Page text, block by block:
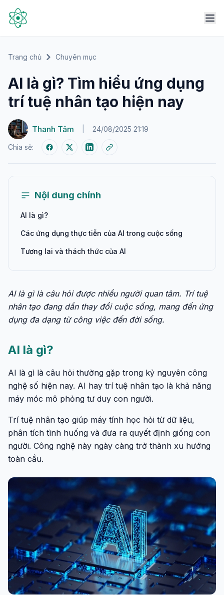
Trang chủ Chuyên mục
AI là gì? Tìm hiểu ứng dụng
trí tuệ nhân tạo hiện nay
Thanh Tâm 24/08/2025 21:19
Chia sẻ:
Nội dung chính
AI là gì?
Các ứng dụng thực tiễn của AI trong cuộc sống
Tương lai và thách thức của AI
AI là gì là câu hỏi được nhiều người quan tâm. Trí tuệ
nhân tạo đang dần thay đổi cuộc sống, mang đến ứng
dụng đa dạng từ công việc đến đời sống.
AI là gì?
AI là gì là câu hỏi thường gặp trong kỷ nguyên công
nghệ số hiện nay. AI hay trí tuệ nhân tạo là khả năng
máy móc mô phỏng tư duy con người.
Trí tuệ nhân tạo giúp máy tính học hỏi từ dữ liệu,
phân tích tình huống và đưa ra quyết định giống con
người. Công nghệ này ngày càng trở thành xu hướng
toàn cầu.